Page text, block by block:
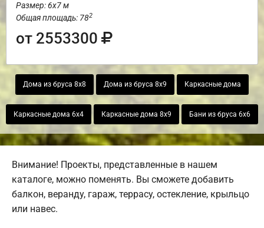
Размер: 6х7 м
Общая площадь: 782
от 2553300
Дома из бруса 8х8 Дома из бруса 8х9 Каркасные дома
Каркасные дома 6х4 Каркасные дома 8х9 Бани из бруса 6х6
Внимание! Проекты, представленные в нашем
каталоге, можно поменять. Вы сможете добавить
балкон, веранду, гараж, террасу, остекление, крыльцо
или навес.